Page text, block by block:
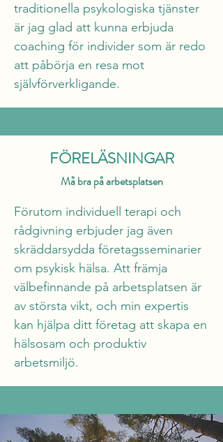
traditionella psykologiska tjänster
är jag glad att kunna erbjuda
coaching för individer som är redo
att påbörja en resa mot
självförverkligande.
FÖRELÄSNINGAR
Må bra på arbetsplatsen
Förutom individuell terapi och
rådgivning erbjuder jag även
skräddarsydda företagsseminarier
om psykisk hälsa. Att främja
välbefinnande på arbetsplatsen är
av största vikt, och min expertis
kan hjälpa ditt företag att skapa en
hälsosam och produktiv
arbetsmiljö.